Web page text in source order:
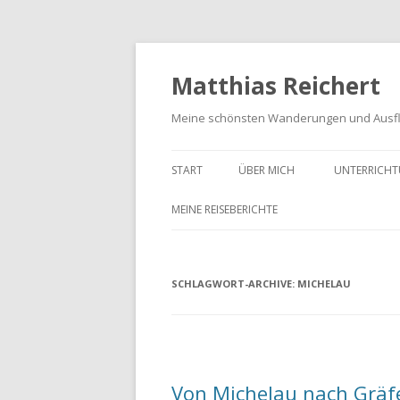
Matthias Reichert
Meine schönsten Wanderungen und
START ÜBER MICH
MEINE REISEBERICHTE
MEIN SCHWARZWALD URLAUB
SCHLAGWORT-ARCHIVE: MICHELAU
Von Michelau nach